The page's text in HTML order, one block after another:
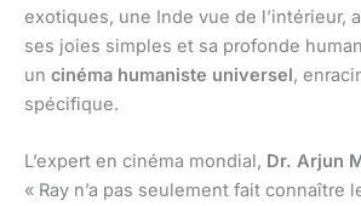
exotiques, une Inde vue de l’intérieur,
ses joies simples et sa profonde
un cinéma humaniste universel,
spécifique.
L’expert en cinéma mondial, Dr. Arjun
« Ray n’a pas seulement fait connaître